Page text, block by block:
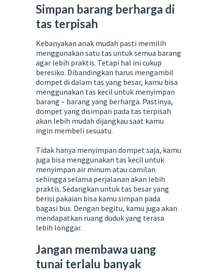
Simpan barang berharga di
tas terpisah
Kebanyakan anak mudah pasti memilih
menggunakan satu tas untuk semua barang
agar lebih praktis. Tetapi hal ini cukup
beresiko. Dibandingkan harus mengambil
dompet di dalam tas yang besar, kamu bisa
menggunakan tas kecil untuk menyimpan
barang – barang yang berharga. Pastinya,
dompet yang disimpan pada tas terpisah
akan lebih mudah dijangkau saat kamu
ingin membeli sesuatu.
Tidak hanya menyimpan dompet saja, kamu
juga bisa menggunakan tas kecil untuk
menyimpan air minum atau camilan
sehingga selama perjalanan akan lebih
praktis. Sedangkan untuk tas besar yang
berisi pakaian bisa kamu simpan pada
bagasi bus. Dengan begitu, kamu juga akan
mendapatkan ruang duduk yang terasa
lebih longgar.
Jangan membawa uang
tunai terlalu banyak